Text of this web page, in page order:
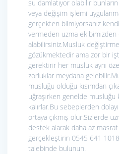
su damlatıyor olabilir
veya değişim işlemi
gerçekten bilmiyorsanız
vermeden uzma
alabilirsiniz.Musluk
gözükmektedir ama zor bir
gerektirir her musluk aynı
zorluklar meydana
musluğu olduğu kısımdan
uğraşırken genelde musluğu
kalırlar.Bu sebeplerden
ortaya çıkmış olur.Sizlerde
destek alarak daha az masraf
gerçekleştirin 0545 641
talebinde bulunun.